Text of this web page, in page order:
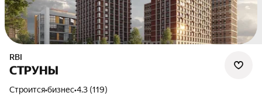
RBI
СТРУНЫ
Строится•бизнес•4.3 (119)